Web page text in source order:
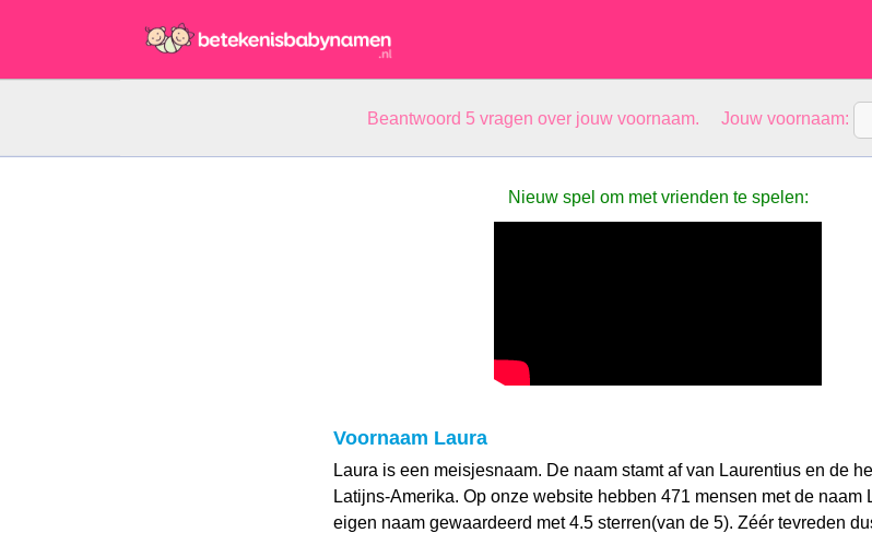
Beantwoord 5 vragen over jouw voornaam. Jouw voornaam:
Nieuw spel om met vrienden te spelen:
Voornaam Laura
Laura is een meisjesnaam. De naam stamt af van Laurentius en de
Latijns-Amerika. Op onze website hebben 471 mensen met de naam
eigen naam gewaardeerd met 4.5 sterren(van de 5). Zéér tevreden